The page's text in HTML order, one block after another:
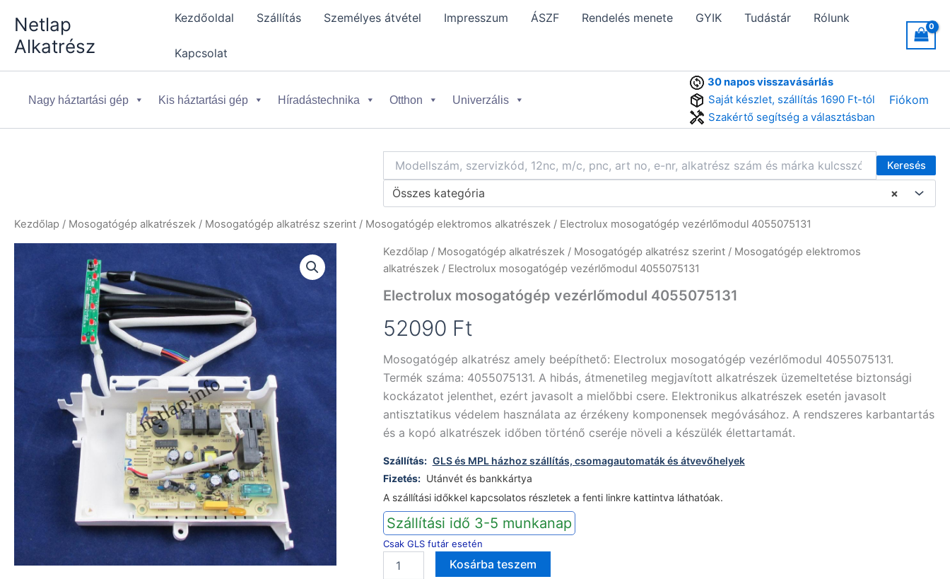
content
Netlap
Alkatrész
Kezdőoldal Szállítás Személyes átvétel Impresszum ÁSZF Rendelés menete GYIK Tudástár Rólunk
Kapcsolat
Nagy háztartási gép Kis háztartási gép Híradástechnika Otthon Univerzális
30 napos visszavásárlás
Saját készlet, szállítás 1690 Ft-tól
Szakértő segítség a választásban
Fiókom
Keresés
×
Összes kategória
Kezdőlap / Mosogatógép alkatrészek / Mosogatógép alkatrész szerint / Mosogatógép elektromos alkatrészek / Electrolux mosogatógép vezérlőmodul 4055075131
Kezdőlap / Mosogatógép alkatrészek/ Mosogatógép alkatrész szerint/ Mosogatógép elektromos
alkatrészek/ Electrolux mosogatógép vezérlőmodul 4055075131
Electrolux mosogatógép vezérlőmodul 4055075131
52090 Ft
Mosogatógép alkatrész amely beépíthető: Electrolux mosogatógép vezérlőmodul 4055075131.
Termék száma: 4055075131. A hibás, átmenetileg megjavított alkatrészek üzemeltetése biztonsági
kockázatot jelenthet, ezért javasolt a mielőbbi csere. Elektronikus alkatrészek esetén javasolt
antisztatikus védelem használata az érzékeny komponensek megóvásához. A rendszeres karbantartás
és a kopó alkatrészek időben történő cseréje növeli a készülék élettartamát.
Szállítás: GLS és MPL házhoz szállítás, csomagautomaták és átvevőhelyek
Fizetés: Utánvét és bankkártya
A szállítási időkkel kapcsolatos részletek a fenti linkre kattintva láthatóak.
Szállítási idő 3-5 munkanap
Csak GLS futár esetén
mosogatógép
Kosárba teszem